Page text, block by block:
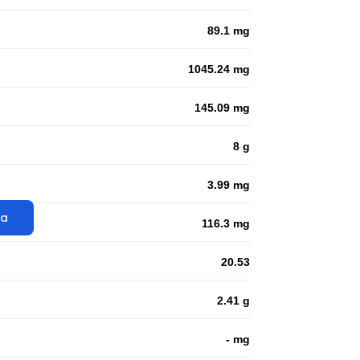
89.1 mg
1045.24 mg
145.09 mg
8 g
3.99 mg
116.3 mg
20.53
2.41 g
- mg